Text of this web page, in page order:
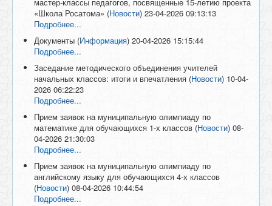
«Школа Росатома» (Новости) 23-04-2026 09:13:13
Подробнее...
Документы (Информация) 20-04-2026 15:15:44
Подробнее...
Заседание методического объединения учителей
начальных классов: итоги и впечатления (Новости) 10-04-
2026 06:22:23
Подробнее...
Прием заявок на муниципальную олимпиаду по
математике для обучающихся 1-х классов (Новости) 08-
04-2026 21:30:03
Подробнее...
Прием заявок на муниципальную олимпиаду по
английскому языку для обучающихся 4-х классов
(Новости) 08-04-2026 10:44:54
Подробнее...